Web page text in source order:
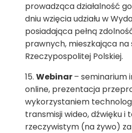
prowadząca działalność
dniu wzięcia udziału w
posiadająca pełną
prawnych, mieszkająca
Rzeczypospolitej Polskiej.
Webinar– seminarium
online, prezentacja
wykorzystaniem
transmisji wideo, dźwięku i
rzeczywistym (na żywo)